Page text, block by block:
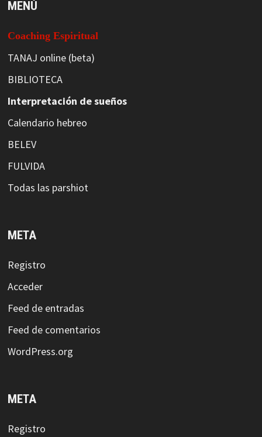
MENÚ
Coaching Espiritual
TANAJ online (beta)
BIBLIOTECA
Interpretación de sueños
Calendario hebreo
BELEV
FULVIDA
Todas las parshiot
META
Registro
Acceder
Feed de entradas
Feed de comentarios
WordPress.org
META
Registro